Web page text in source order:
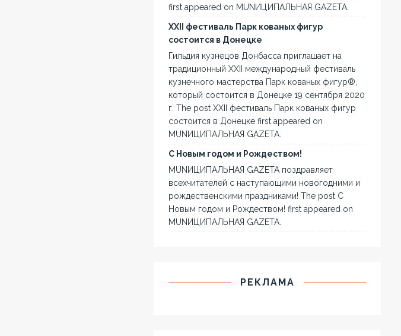
first appeared on MUNИЦИПАЛЬНАЯ GAZЕТА.
XXII фестиваль Парк кованых фигур
состоится в Донецке
Гильдия кузнецов Донбасса приглашает на
традиционный XXII международный фестиваль
кузнечного мастерства Парк кованых фигур®,
который состоится в Донецке 19 сентября 2020
г. The post XXII фестиваль Парк кованых фигур
состоится в Донецке first appeared on
MUNИЦИПАЛЬНАЯ GAZЕТА.
С Новым годом и Рождеством!
MUNИЦИПАЛЬНАЯ GAZЕТА поздравляет
всехчитателей с наступающими новогодними и
рождественскими праздниками! The post С
Новым годом и Рождеством! first appeared on
MUNИЦИПАЛЬНАЯ GAZЕТА.
РЕКЛАМА